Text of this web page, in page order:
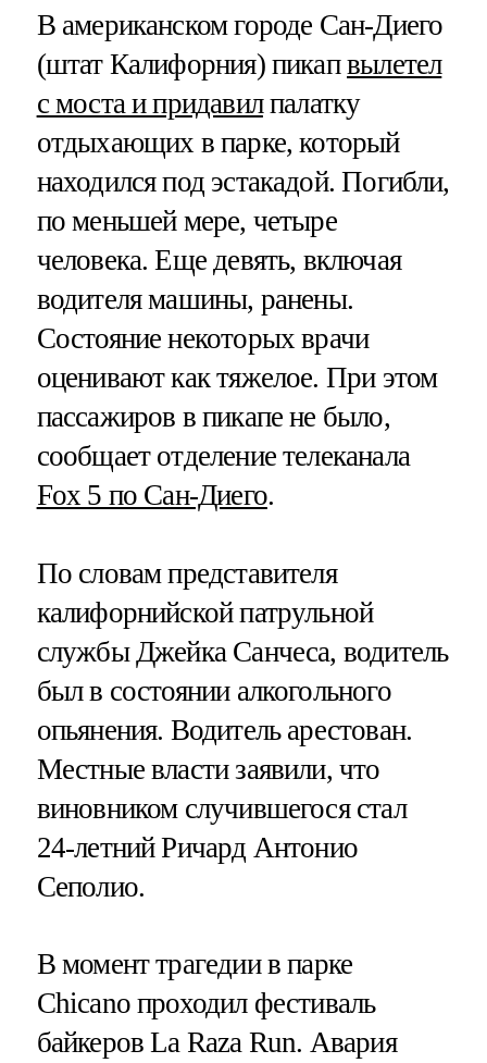
В американском городе Сан-Диего
(штат Калифорния) пикапвылетел
с моста и придавилпалатку
отдыхающих в парке, который
находился под эстакадой. Погибли,
по меньшей мере, четыре
человека. Еще девять, включая
водителя машины, ранены.
Состояние некоторых врачи
оценивают как тяжелое. При этом
пассажиров в пикапе не было,
сообщает отделение телеканала
Fox 5 по Сан-Диего.
По словам представителя
калифорнийской патрульной
службы Джейка Санчеса, водитель
был в состоянии алкогольного
опьянения. Водитель арестован.
Местные власти заявили, что
виновником случившегося стал
24-летний Ричард Антонио
Сеполио.
В момент трагедии в парке
Chicano проходил фестиваль
байкеров La Raza Run. Авария